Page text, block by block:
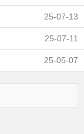
25-07-13
25-07-11
25-05-07